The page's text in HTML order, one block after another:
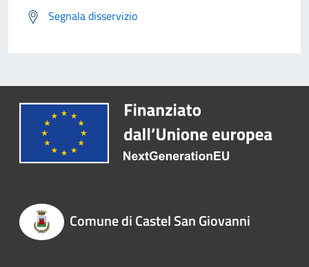
Segnala disservizio
Comune di Castel San Giovanni